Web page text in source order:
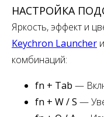
НАСТРОЙКА
Яркость, эффект и
Keychron Launcher
комбинаций:
fn + Tab —
fn + W / S —